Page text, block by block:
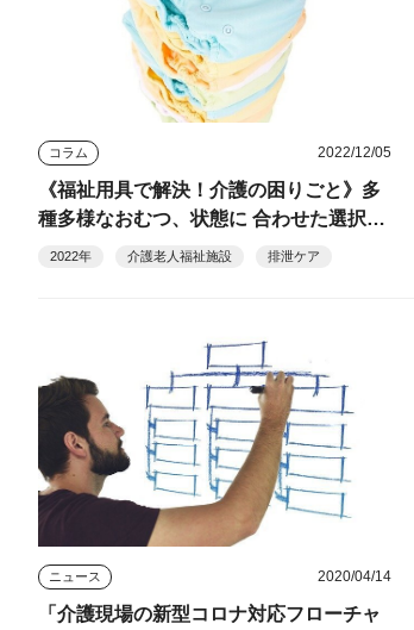
コラム 2022/12/05
《福祉用具で解決！介護の困りごと》多
種多様なおむつ、状態に 合わせた選択で
安心を／排泄支援（浜田きよ子さん）
2022年 介護老人福祉施設 排泄ケア
ニュース 2020/04/14
「介護現場の新型コロナ対応フローチャ